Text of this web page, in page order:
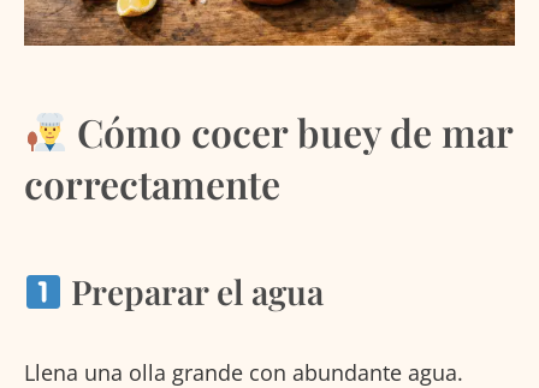
Cómo cocer buey de mar
correctamente
Preparar el agua
Llena una olla grande con abundante agua.